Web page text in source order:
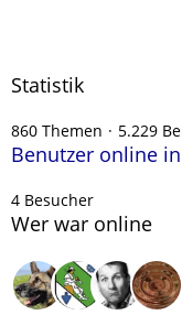
Statistik
860 Themen 5.229
Benutzer online
4 Besucher
Wer war online